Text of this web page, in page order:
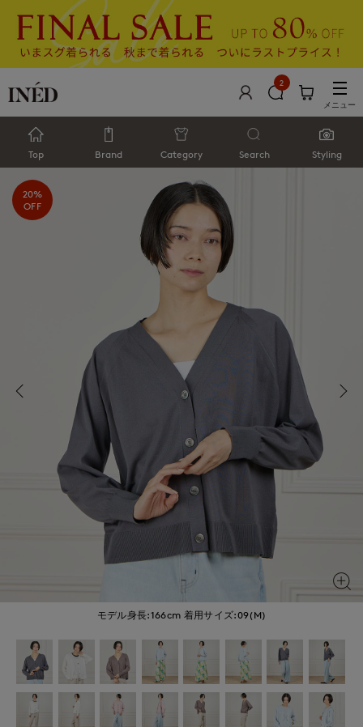
2
メニュー
Top Brand Category Search Styling
モデル身長:166cm 着用サイズ:09(M)
20%
OFF